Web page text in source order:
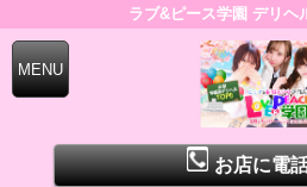
ラブ&ピース学園 デリヘ
お店に電